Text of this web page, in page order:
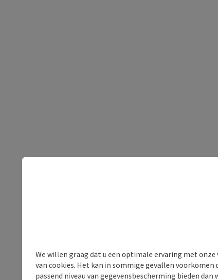
We willen graag dat u een optimale ervaring met
van cookies. Het kan in sommige gevallen voorkomen
passend niveau van gegevensbescherming bieden